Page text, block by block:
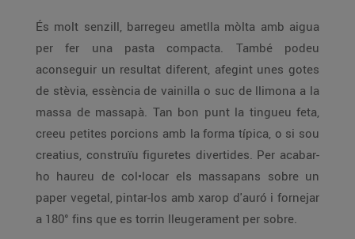
És molt senzill, barregeu ametlla mòlta amb aigua
per fer una pasta compacta. També podeu
aconseguir un resultat diferent, afegint unes gotes
de stèvia, essència de vainilla o suc de llimona a la
massa de massapà. Tan bon punt la tingueu feta,
creeu petites porcions amb la forma típica, o si sou
creatius, construïu figuretes divertides. Per acabar-
ho haureu de col•locar els massapans sobre un
paper vegetal, pintar-los amb xarop d'auró i fornejar
a 180° fins que es torrin lleugerament per sobre.